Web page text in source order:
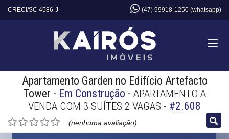
CRECI/SC 4586-J (47) 99918-1250 (whatsapp)
Apartamento Garden no Edifício Artefacto
Tower - Em Construção - APARTAMENTO A
VENDA COM 3 SUÍTES 2 VAGAS - #2.608
(nenhuma avaliação)